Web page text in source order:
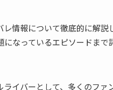
レ情報について徹底的に解説
なっているエピソードまで
イバーとして、多くのファ